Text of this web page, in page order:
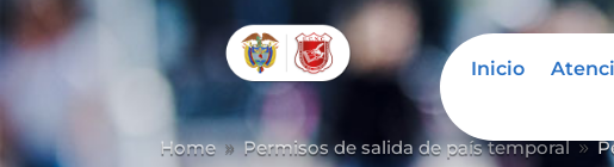
Abrir barra de herramientas
Inicio
Home 9 Permisos de salida de país temporal 9